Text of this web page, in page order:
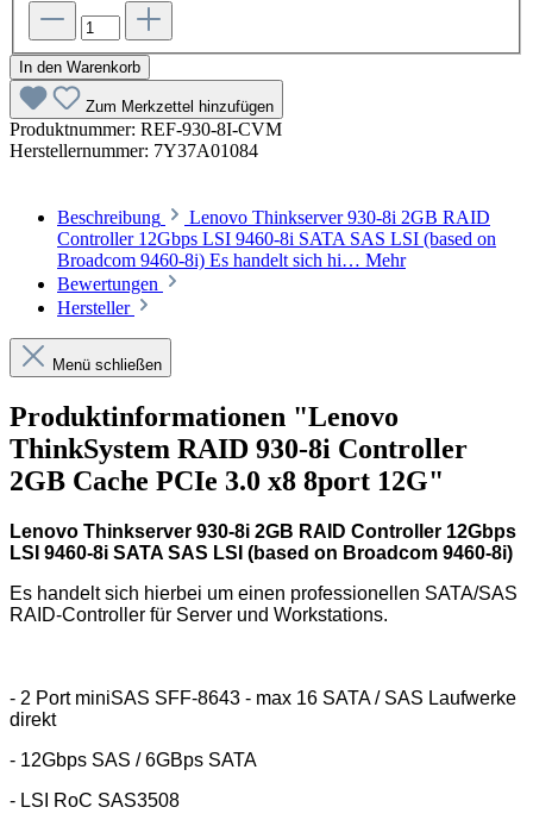
In den Warenkorb
Zum Merkzettel hinzufügen
Produktnummer: REF-930-8I-CVM
Herstellernummer: 7Y37A01084
Beschreibung
Lenovo Thinkserver 930-8i 2GB RAID
Controller 12Gbps LSI 9460-8i SATA SAS LSI (based on
Broadcom 9460-8i) Es handelt sich hi… Mehr
Bewertungen
Hersteller
Menü schließen
Produktinformationen "Lenovo
ThinkSystem RAID 930-8i Controller
2GB Cache PCIe 3.0 x8 8port 12G"
Lenovo Thinkserver 930-8i 2GB RAID Controller 12Gbps
LSI 9460-8i SATA SAS LSI (based on Broadcom 9460-8i)
Es handelt sich hierbei um einen professionellen SATA/SAS
RAID-Controller für Server und Workstations.
- 2 Port miniSAS SFF-8643 - max 16 SATA / SAS Laufwerke
direkt
- 12Gbps SAS / 6GBps SATA
- LSI RoC SAS3508